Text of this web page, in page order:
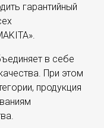
гарантийный
в себе
При этом
продукция